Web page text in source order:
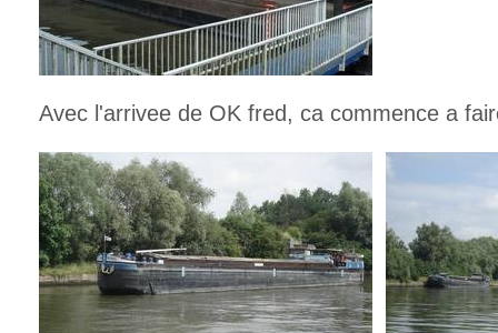
Avec l'arrivee de OK fred, ca commence a